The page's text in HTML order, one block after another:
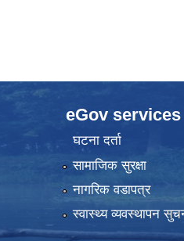
eGov services
घटना दर्ता
सामाजिक सुरक्षा
नागरिक वडापत्र
स्वास्थ्य व्यवस्थापन